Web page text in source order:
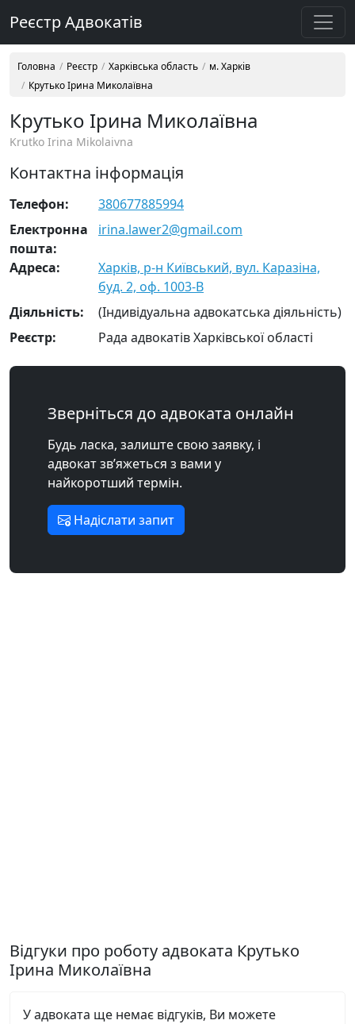
Реєстр Адвокатів
Головна Реєстр Харківська область
м. Харків
Крутько Ірина Миколаївна
Крутько Ірина Миколаївна
Krutko Irina Mikolaivna
Контактна інформація
Телефон:
380677885994
Електронна
пошта:
irina.lawer2@gmail.com
Адреса:
Харків, р-н Київський, вул. Каразіна,
буд. 2, оф. 1003-В
Діяльність:
(Індивідуальна адвокатська діяльність)
Реєстр:
Рада адвокатів Харківської області
Зверніться до адвоката онлайн
Будь ласка, залиште свою заявку, і
адвокат зв’яжеться з вами у
найкоротший термін.
Надіслати запит
Відгуки про роботу адвоката Крутько
Ірина Миколаївна
У адвоката ще немає відгуків, Ви можете